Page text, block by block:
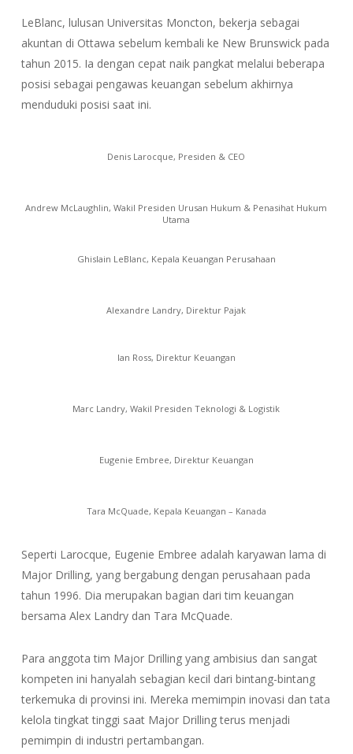
LeBlanc, lulusan Universitas Moncton, bekerja sebagai
akuntan di Ottawa sebelum kembali ke New Brunswick pada
tahun 2015. Ia dengan cepat naik pangkat melalui beberapa
posisi sebagai pengawas keuangan sebelum akhirnya
menduduki posisi saat ini.
Denis Larocque, Presiden & CEO
Andrew McLaughlin, Wakil Presiden Urusan Hukum & Penasihat Hukum
Utama
Ghislain LeBlanc, Kepala Keuangan Perusahaan
Alexandre Landry, Direktur Pajak
Ian Ross, Direktur Keuangan
Marc Landry, Wakil Presiden Teknologi & Logistik
Eugenie Embree, Direktur Keuangan
Tara McQuade, Kepala Keuangan – Kanada
Seperti Larocque, Eugenie Embree adalah karyawan lama di
Major Drilling, yang bergabung dengan perusahaan pada
tahun 1996. Dia merupakan bagian dari tim keuangan
bersama Alex Landry dan Tara McQuade.
Para anggota tim Major Drilling yang ambisius dan sangat
kompeten ini hanyalah sebagian kecil dari bintang-bintang
terkemuka di provinsi ini. Mereka memimpin inovasi dan tata
kelola tingkat tinggi saat Major Drilling terus menjadi
pemimpin di industri pertambangan.